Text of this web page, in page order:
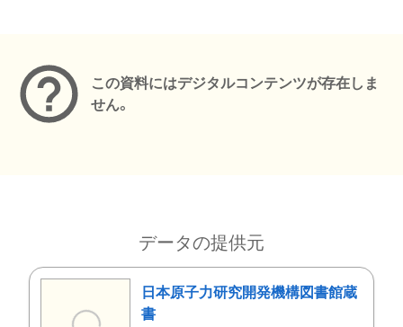
この資料にはデジタルコンテンツが存在しま
せん。
データの提供元
日本原子力研究開発機構図書館蔵
書